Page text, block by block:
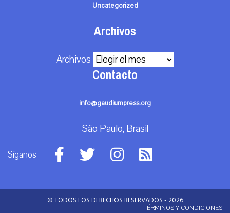
Uncategorized
Archivos
Archivos
Contacto
info@gaudiumpress.org
São Paulo, Brasil
Síganos
© TODOS LOS DERECHOS RESERVADOS - 2026
TÉRMINOS Y CONDICIONES